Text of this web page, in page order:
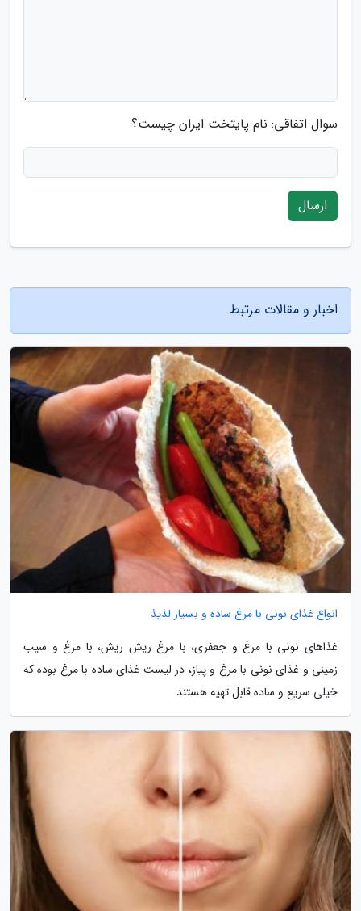
سوال اتفاقی: نام پایتخت ایران چیست؟
ارسال
اخبار و مقالات مرتبط
انواع غذای نونی با مرغ ساده و بسیار لذیذ
غذاهای نونی با مرغ و جعفری، با مرغ ریش ریش، با مرغ و سیب
زمینی و غذای نونی با مرغ و پیاز، در لیست غذای ساده با مرغ بوده که
خیلی سریع و ساده قابل تهیه هستند.